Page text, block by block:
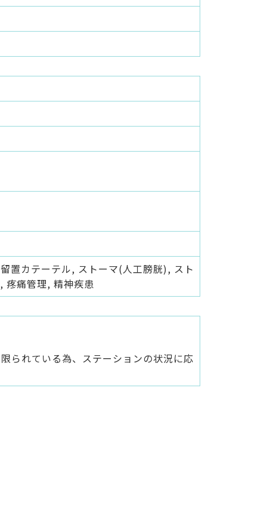
置カテーテル, ストーマ(人工膀胱), スト
疼痛管理, 精神疾患
られている為、ステーションの状況に応